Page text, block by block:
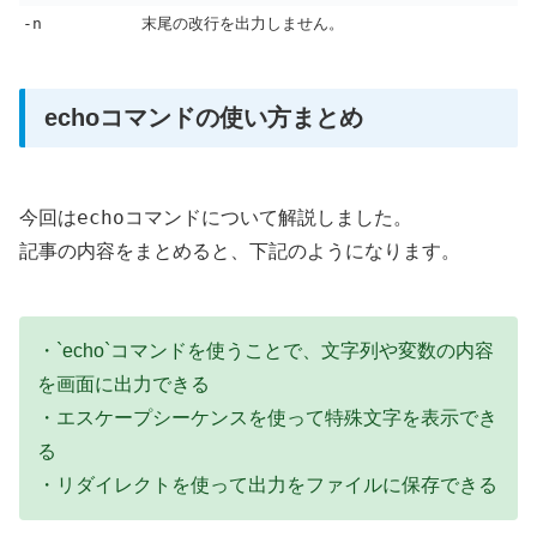
-n 末尾の改行を出力しません。
echoコマンドの使い方まとめ
今回はechoコマンドについて解説しました。
記事の内容をまとめると、下記のようになります。
・`echo`コマンドを使うことで、文字列や変数の内容
を画面に出力できる
・エスケープシーケンスを使って特殊文字を表示でき
る
・リダイレクトを使って出力をファイルに保存できる